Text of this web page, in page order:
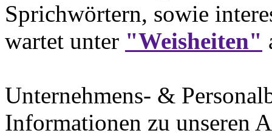
Sprichwörtern, sowie
wartet unter "Weisheiten"
Unternehmens- &
Informationen zu unseren